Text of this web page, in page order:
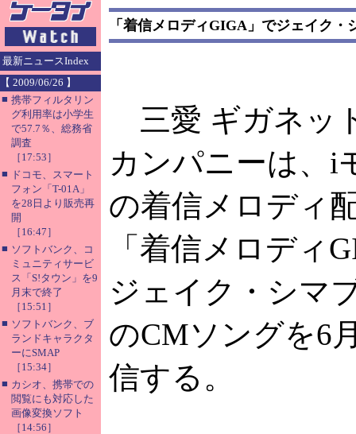
最新ニュースIndex
【 2009/06/26 】
■ 携帯フィルタリン
グ利用率は小学生
で57.7％、総務省
調査
［17:53］
■ ドコモ、スマート
フォン「T-01A」
を28日より販売再
開
［16:47］
■ ソフトバンク、コ
ミュニティサービ
ス「S!タウン」を9
月末で終了
［15:51］
■ ソフトバンク、ブ
ランドキャラクタ
ーにSMAP
［15:34］
■ カシオ、携帯での
閲覧にも対応した
画像変換ソフト
［14:56］
「着信メロディGIGA」でジェイク・
三愛 ギガネッ
カンパニーは、i
の着信メロディ
「着信メロディ
ジェイク・シマ
のCMソングを6
信する。